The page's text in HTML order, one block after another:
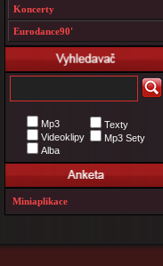
Koncerty
Eurodance90'
Mp3
Videoklipy
Alba
Texty
Mp3 Sety
Miniaplikace